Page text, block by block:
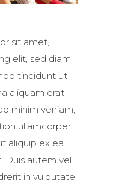
sit amet,
elit, sed diam
tincidunt ut
aliquam erat
minim veniam,
ullamcorper
aliquip ex ea
Duis autem vel
in vulputate